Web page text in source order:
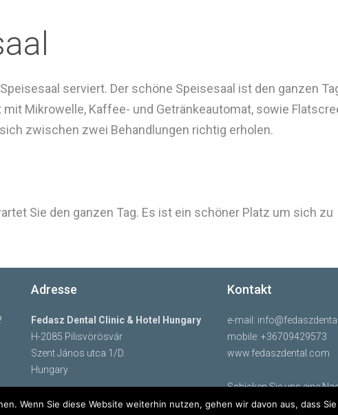
serviert. Der schöne Speisesaal ist den ganzen
Mikrowelle, Kaffee- und Getränkeautomat, sowie
zwischen zwei Behandlungen richtig erholen.
Sie den ganzen Tag. Es ist ein schöner Platz um sich zu
Adresse
Fedasz Dental Clinic & Hotel Hungary
H-2085 Pilisvörösvár
Szent János utca 1/D.
Hungary
Kontakt
e-mail:
mobile: +36709429573
www.fedaszdental.com
Schicken Sie uns eine
Wenn Sie diese Website weiterhin nutzen, gehen wir davon aus, dass